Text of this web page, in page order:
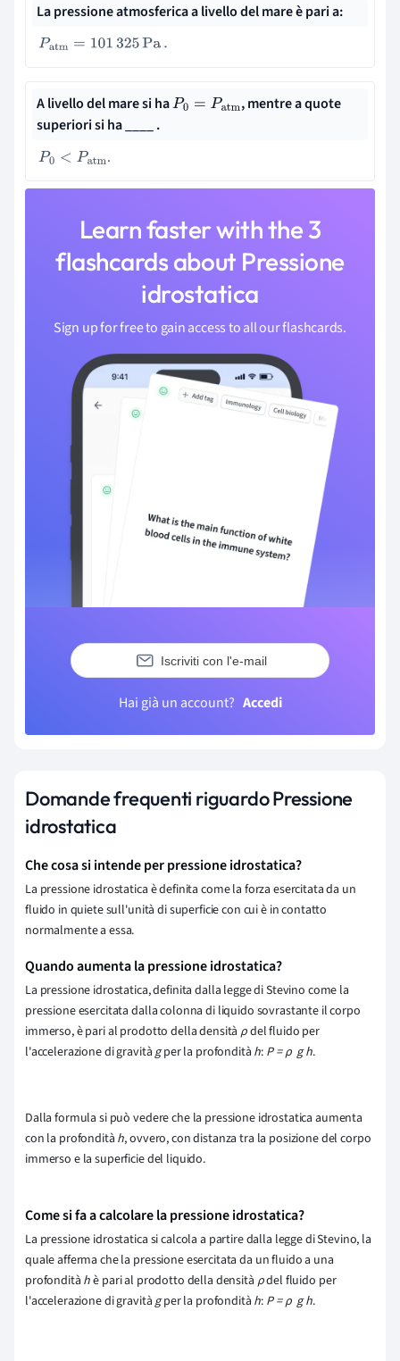
La pressione atmosferica a livello del mare è pari a:
Patm =101325Pa.
A livello del mare si haP0= Patm
, mentre a quote
superiori si ha ____ .
P0< Patm .
Learn faster with the 3
flashcards about Pressione
idrostatica
Sign up for free to gain access to all our flashcards.
Iscriviti con l'e-mail
Hai già un account? Accedi
Domande frequenti riguardo Pressione
idrostatica
Che cosa si intende per pressione idrostatica?
La pressione idrostatica è definita come la forza esercitata da un
fluido in quiete sull'unità di superficie con cui è in contatto
normalmente a essa.
Quando aumenta la pressione idrostatica?
La pressione idrostatica, definita dalla legge di Stevino come la
pressione esercitata dalla colonna di liquido sovrastante il corpo
immerso, è pari al prodotto della densitàρdel fluido per
l'accelerazione di gravitàgper la profondità h: P = ρ g h.
Dalla formula si può vedere che la pressione idrostatica aumenta
con la profondità h, ovvero, con distanza tra la posizione del corpo
immerso e la superficie del liquido.
Come si fa a calcolare la pressione idrostatica?
La pressione idrostatica si calcola a partire dalla legge di Stevino, la
quale afferma che la pressione esercitata da un fluido a una
profondità hè pari al prodotto della densità ρdel fluido per
l'accelerazione di gravitàgper la profondità h: P = ρ g h.